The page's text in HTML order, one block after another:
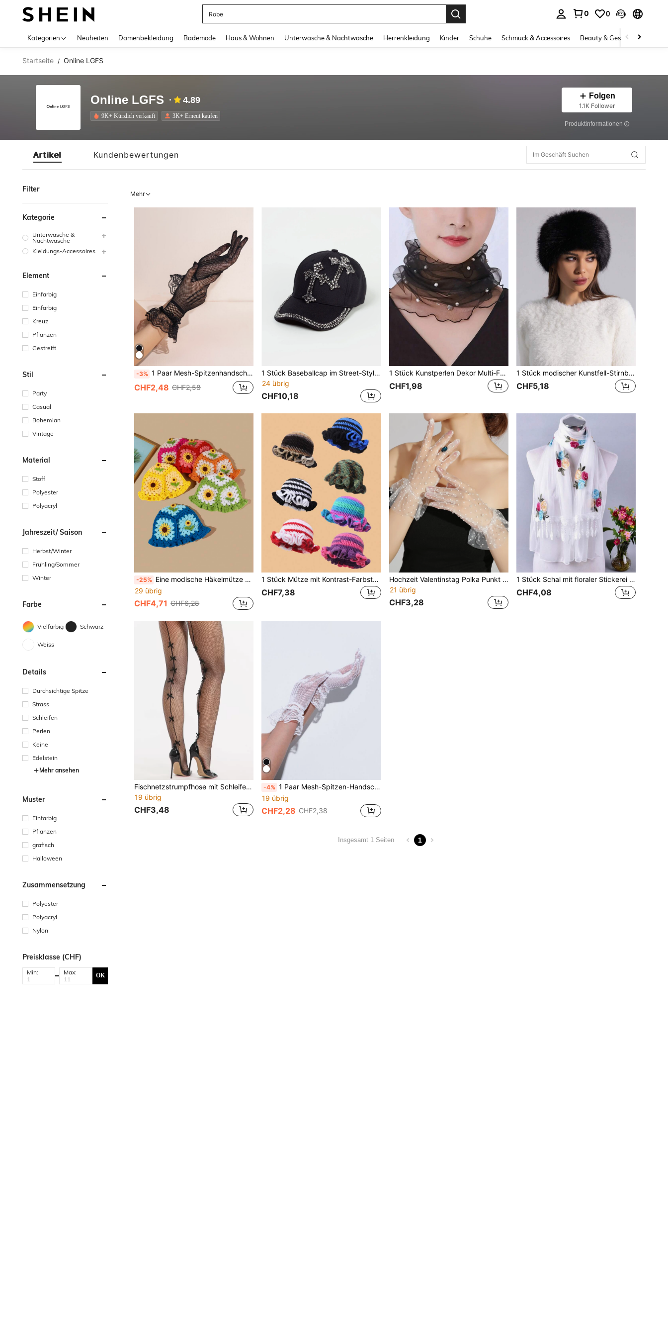
Robe
0 0
Kategorien Neuheiten Damenbekleidung Bademode Haus & Wohnen Unterwäsche & Nachtwäsche Herrenkleidung Kinder Schuhe Schmuck & Accessoires Beauty & Gesundheit
Startseite / Online LGFS
Online LGFS 4.89
9K+ Kürzlich verkauft 3K+ Erneut kaufen
Folgen
1.1K Follower
Produktinformationen
Artikel Kundenbewertungen
Filter
Kategorie
Unterwäsche &
Nachtwäsche
Kleidungs-Accessoires
Element
Einfarbig
Einfarbig
Kreuz
Pflanzen
Gestreift
Stil
Party
Casual
Bohemian
Vintage
Material
Stoff
Polyester
Polyacryl
Jahreszeit/ Saison
Herbst/Winter
Frühling/Sommer
Winter
Farbe
Vielfarbig Schwarz
Weiss
Details
Durchsichtige Spitze
Strass
Schleifen
Perlen
Keine
Edelstein
Mehr ansehen
Muster
Einfarbig
Pflanzen
grafisch
Halloween
Zusammensetzung
Polyester
Polyacryl
Nylon
Preisklasse (CHF)
Min: Max: OK
Mehr
-3% 1 Paar Mesh-Spitzenhandschuhe (Blumenmuster und Platzierung auf den Handschuhen sind zufällig)
CHF2,48 CHF2,58
1 Stück Baseballcap im Street-Style mit Kreuz-Design und Strass-Verzierung
24 übrig
CHF10,18
1 Stück Kunstperlen Dekor Multi-Funktions Halstuch (Platzierung der Kunstperlen ist zufällig) Valentinstag
CHF1,98
1 Stück modischer Kunstfell-Stirnband-Hut ohne Oberteil, warm, Sommer, Strand, Urlaub, Reise
CHF5,18
-25% Eine modische Häkelmütze mit 3D Sonnenblumenblumen-Verzierung
29 übrig
CHF4,71 CHF6,28
1 Stück Mütze mit Kontrast-Farbstrickmuster und großer Rüschenborte, handgemacht gehäkelt (Hutfarbe zufällig)
CHF7,38
Hochzeit Valentinstag Polka Punkt Mesh Handschuhe
21 übrig
CHF3,28
1 Stück Schal mit floraler Stickerei und Quaste, eleganter floraler Boho Kopftuch, Haarband, Stirnband, ideal zum Verschönern Ihres Looks zum Valentinstag
CHF4,08
Fischnetzstrumpfhose mit Schleife Dekor
19 übrig
CHF3,48
-4% 1 Paar Mesh-Spitzen-Handschuhe (Blumenmuster und Platzierung auf den Handschuhen sind zufällig)
19 übrig
CHF2,28 CHF2,38
Insgesamt 1 Seiten 1